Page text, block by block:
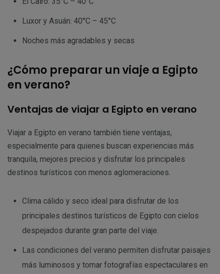
Luxor y Asuán: 40°C – 45°C
Noches más agradables y secas
¿Cómo preparar un viaje a Egipto
en verano?
Ventajas de viajar a Egipto en verano
Viajar a Egipto en verano también tiene ventajas,
especialmente para quienes buscan experiencias más
tranquila, mejores precios y disfrutar los principales
destinos turísticos con menos aglomeraciones.
Clima cálido y seco ideal para disfrutar de los
principales destinos turísticos de Egipto con cielos
despejados durante gran parte del viaje.
Las condiciones del verano permiten disfrutar paisajes
más luminosos y tomar fotografías espectaculares en